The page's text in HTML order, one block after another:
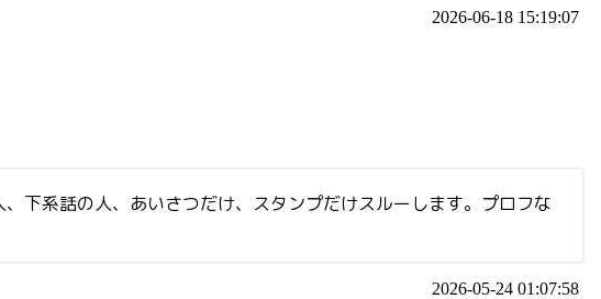
2026-06-18 15:19:07
下系話の人、あいさつだけ、スタンプだけスルーします。プロフな
2026-05-24 01:07:58